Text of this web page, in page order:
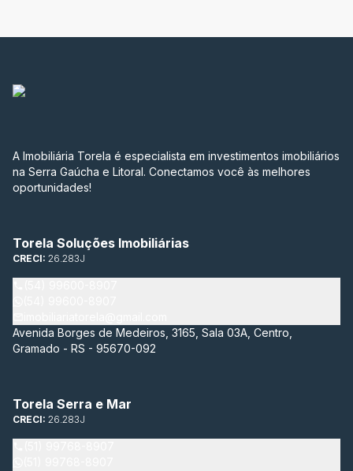
A Imobiliária Torela é especialista em investimentos imobiliários
na Serra Gaúcha e Litoral. Conectamos você às melhores
oportunidades!
Torela Soluções Imobiliárias
CRECI: 26.283J
Avenida Borges de Medeiros, 3165, Sala 03A, Centro,
Gramado - RS - 95670-092
Torela Serra e Mar
CRECI: 26.283J